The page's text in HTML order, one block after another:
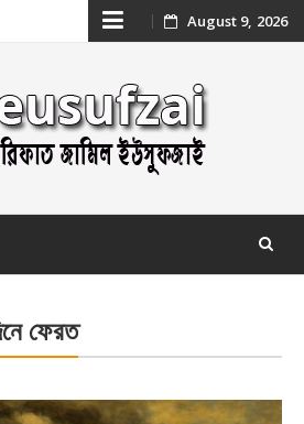
Skip
content
August 9, 2026
ফেরত